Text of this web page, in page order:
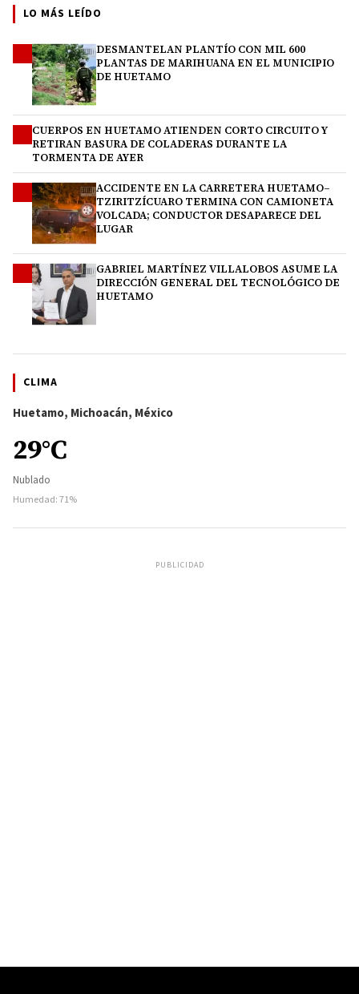
LO MÁS LEÍDO
DESMANTELAN PLANTÍO CON MIL 600
PLANTAS DE MARIHUANA EN EL MUNICIPIO
DE HUETAMO
CUERPOS EN HUETAMO ATIENDEN CORTO CIRCUITO Y
RETIRAN BASURA DE COLADERAS DURANTE LA
TORMENTA DE AYER
ACCIDENTE EN LA CARRETERA HUETAMO–
TZIRITZÍCUARO TERMINA CON CAMIONETA
VOLCADA; CONDUCTOR DESAPARECE DEL
LUGAR
GABRIEL MARTÍNEZ VILLALOBOS ASUME LA
DIRECCIÓN GENERAL DEL TECNOLÓGICO DE
HUETAMO
CLIMA
Huetamo, Michoacán, México
29°C
Nublado
Humedad: 71%
PUBLICIDAD